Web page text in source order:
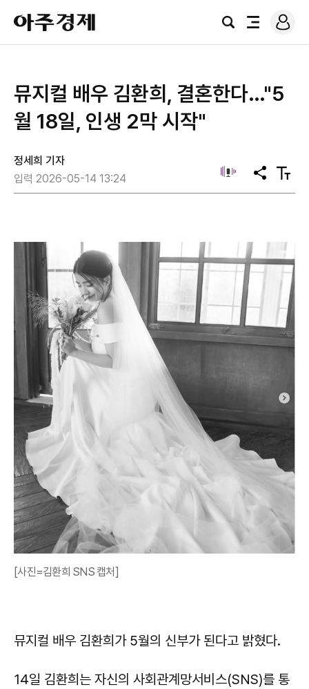
아
주
경
검
전
로
그
뮤지컬 배우 김환희, 결혼한다…"5
월 18일, 인생 2막 시작"
정세희 기자
입력 2026-05-14 13:24
공
유
텍
스
[사진=김환희 SNS 캡처]
뮤지컬 배우 김환희가 5월의 신부가 된다고 밝혔다.
14일 김환희는 자신의 사회관계망서비스(SNS)를 통